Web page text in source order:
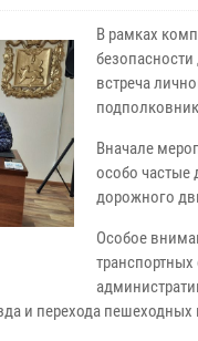
В рамках
встреча
Вначале
особо частые
дорожного
Особое
и перехода пешеходных